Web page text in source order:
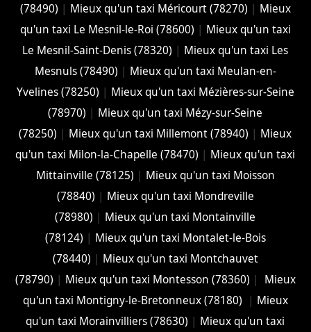
(78490) | Mieux qu'un taxi Méricourt (78270) | Mieux
qu'un taxi Le Mesnil-le-Roi (78600) | Mieux qu'un taxi
Le Mesnil-Saint-Denis (78320) | Mieux qu'un taxi Les
Mesnuls (78490) | Mieux qu'un taxi Meulan-en-
Yvelines (78250) | Mieux qu'un taxi Mézières-sur-Seine
(78970) | Mieux qu'un taxi Mézy-sur-Seine
(78250) | Mieux qu'un taxi Millemont (78940) | Mieux
qu'un taxi Milon-la-Chapelle (78470) | Mieux qu'un taxi
Mittainville (78125) | Mieux qu'un taxi Moisson
(78840) | Mieux qu'un taxi Mondreville
(78980) | Mieux qu'un taxi Montainville
(78124) | Mieux qu'un taxi Montalet-le-Bois
(78440) | Mieux qu'un taxi Montchauvet
(78790) | Mieux qu'un taxi Montesson (78360) |
Mieux
qu'un taxi Montigny-le-Bretonneux (78180)
| Mieux
qu'un taxi Morainvilliers (78630) | Mieux qu'un taxi